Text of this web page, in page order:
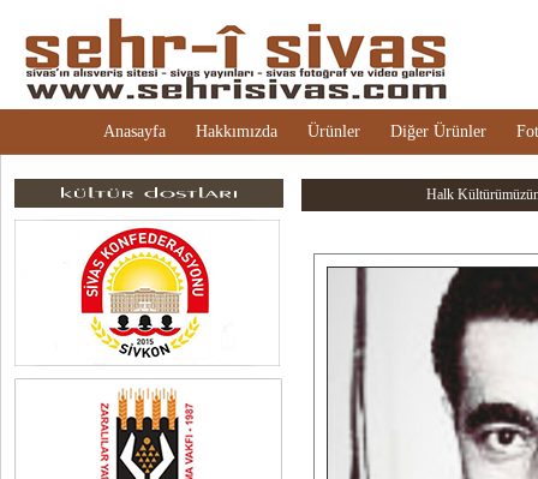
Anasayfa Hakkımızda Ürünler Diğer Ürünler
Halk